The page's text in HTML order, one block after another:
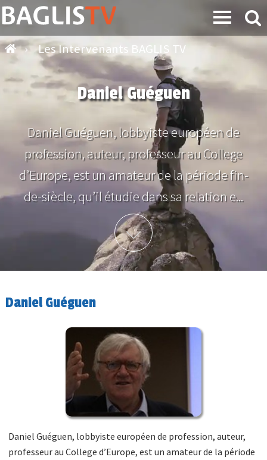
› Les Intervenants BAGLIS TV
Daniel Guéguen
Daniel Guéguen, lobbyiste européen de
profession, auteur, professeur au College
d’Europe, est un amateur de la période fin-
de-siècle, qu’il étudie dans sa relation e...
Plus d'info
Daniel Guéguen
Daniel Guéguen, lobbyiste européen de profession, auteur,
professeur au College d’Europe, est un amateur de la période